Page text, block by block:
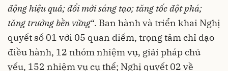
động hiệu quả; đổi mới sáng tạo; tăng tốc đột phá;
tăng trưởng bền vững“. Ban hành và triển khai Nghị
quyết số 01 với 05 quan điểm, trọng tâm chỉ đạo
điều hành, 12 nhóm nhiệm vụ, giải pháp chủ
yếu, 152 nhiệm vụ cụ thể; Nghị quyết 02 về